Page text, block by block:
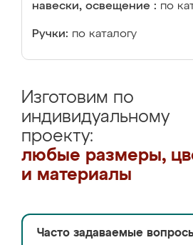
навески, освещение : по
Ручки: по каталогу
Изготовим по
индивидуальному
проекту:
любые размеры,
и материалы
Часто задаваемые